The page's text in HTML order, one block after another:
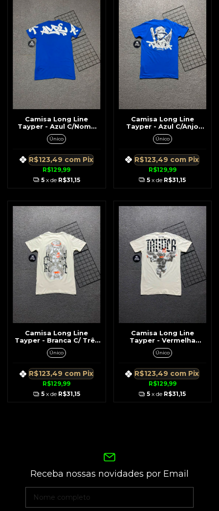
Camisa Long Line
Tayper - Azul C/Nome
Horizontal
Único
R$129,99
R$123,49 com Pix
5 x de R$31,15
Camisa Long Line
Tayper - Azul C/Anjo
Beisebol
Único
R$129,99
R$123,49 com Pix
5 x de R$31,15
Camisa Long Line
Tayper - Branca C/ Três
Anjos
Único
R$129,99
R$123,49 com Pix
5 x de R$31,15
Camisa Long Line
Tayper - Vermelha
C/Anjos Armados
Único
R$129,99
R$123,49 com Pix
5 x de R$31,15
Receba nossas novidades por Email